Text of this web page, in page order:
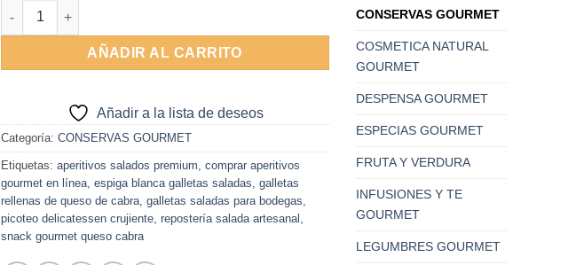
Galletas Rellenas de Queso de Cabra 75g cantidad
AÑADIR AL CARRITO
Añadir a la lista de deseos
Categoría: CONSERVAS GOURMET
Etiquetas: aperitivos salados premium, comprar aperitivos
gourmet en línea, espiga blanca galletas saladas, galletas
rellenas de queso de cabra, galletas saladas para bodegas,
picoteo delicatessen crujiente, repostería salada artesanal ,
snack gourmet queso cabra
CONSERVAS GOURMET
COSMETICA NATURAL
GOURMET
DESPENSA GOURMET
ESPECIAS GOURMET
FRUTA Y VERDURA
INFUSIONES Y TE
GOURMET
LEGUMBRES GOURMET